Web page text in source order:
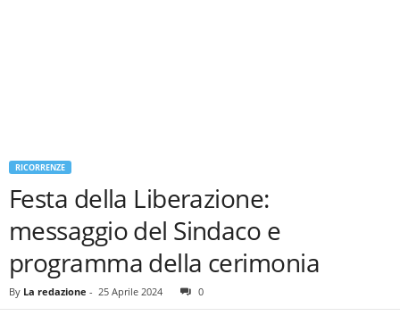
RICORRENZE
Festa della Liberazione:
messaggio del Sindaco e
programma della cerimonia
By La redazione - 25 Aprile 2024 0